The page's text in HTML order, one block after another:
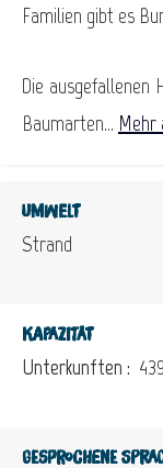
Familien gibt es
Die ausgefallenen
Baumarten... Mehr
Umwelt
Strand
Kapazität
Unterkunften :
Gesprochene